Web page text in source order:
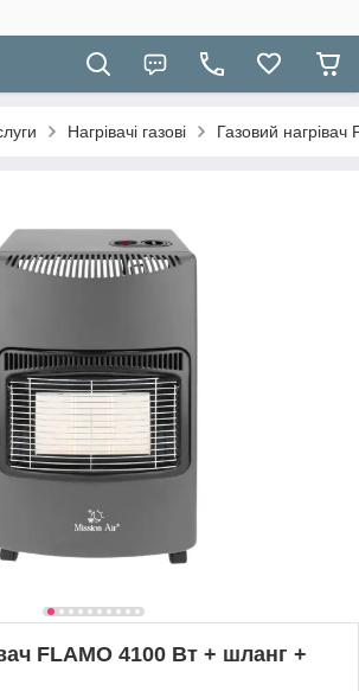
Нагрівачі газові Газовий
FLAMO 4100 Вт + шланг +